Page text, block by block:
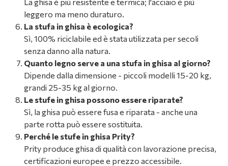
leggero ma meno duraturo.
La stufa in ghisa è ecologica?
Sì, 100% riciclabile ed è stata utilizzata per secoli
senza danno alla natura.
Quanto legno serve a una stufa in ghisa al giorno?
Dipende dalla dimensione - piccoli modelli 15-20 kg,
grandi 25-35 kg al giorno.
Le stufe in ghisa possono essere riparate?
Sì, la ghisa può essere fusa e riparata - anche una
parte rotta può essere sostituita.
Perché le stufe in ghisa Prity?
Prity produce ghisa di qualità con lavorazione precisa,
certificazioni europee e prezzo accessibile.